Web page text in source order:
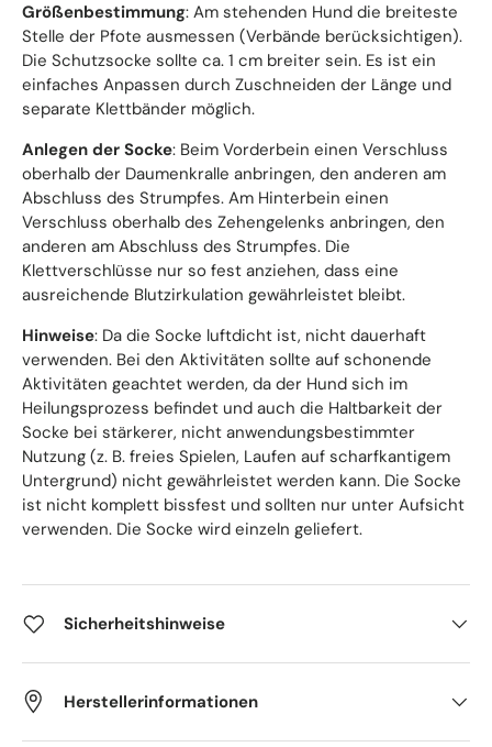
Größenbestimmung: Am stehenden Hund die breiteste
Stelle der Pfote ausmessen (Verbände berücksichtigen).
Die Schutzsocke sollte ca. 1 cm breiter sein. Es ist ein
einfaches Anpassen durch Zuschneiden der Länge und
separate Klettbänder möglich.
Anlegen der Socke: Beim Vorderbein einen Verschluss
oberhalb der Daumenkralle anbringen, den anderen am
Abschluss des Strumpfes. Am Hinterbein einen
Verschluss oberhalb des Zehengelenks anbringen, den
anderen am Abschluss des Strumpfes. Die
Klettverschlüsse nur so fest anziehen, dass eine
ausreichende Blutzirkulation gewährleistet bleibt.
Hinweise: Da die Socke luftdicht ist, nicht dauerhaft
verwenden. Bei den Aktivitäten sollte auf schonende
Aktivitäten geachtet werden, da der Hund sich im
Heilungsprozess befindet und auch die Haltbarkeit der
Socke bei stärkerer, nicht anwendungsbestimmter
Nutzung (z. B. freies Spielen, Laufen auf scharfkantigem
Untergrund) nicht gewährleistet werden kann. Die Socke
ist nicht komplett bissfest und sollten nur unter Aufsicht
verwenden. Die Socke wird einzeln geliefert.
Sicherheitshinweise
Herstellerinformationen